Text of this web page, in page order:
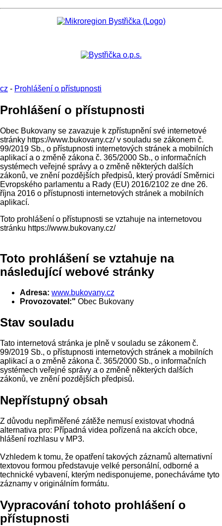
cz - Prohlášení o přístupnosti
Prohlášení o přístupnosti
Obec Bukovany se zavazuje k zpřístupnění své internetové
stránky https://www.bukovany.cz/ v souladu se zákonem č.
99/2019 Sb., o přístupnosti internetových stránek a mobilních
aplikací a o změně zákona č. 365/2000 Sb., o informačních
systémech veřejné správy a o změně některých dalších
zákonů, ve znění pozdějších předpisů, který provádí Směrnici
Evropského parlamentu a Rady (EU) 2016/2102 ze dne 26.
října 2016 o přístupnosti internetových stránek a mobilních
aplikací.
Toto prohlášení o přístupnosti se vztahuje na internetovou
stránku https://www.bukovany.cz/
Toto prohlášení se vztahuje na
následující webové stránky
Adresa: www.bukovany.cz
Provozovatel:" Obec Bukovany
Stav souladu
Tato internetová stránka je plně v souladu se zákonem č.
99/2019 Sb., o přístupnosti internetových stránek a mobilních
aplikací a o změně zákona č. 365/2000 Sb., o informačních
systémech veřejné správy a o změně některých dalších
zákonů, ve znění pozdějších předpisů.
Nepřístupný obsah
Z důvodu nepřiměřené zátěže nemusí existovat vhodná
alternativa pro: Případná videa pořízená na akcích obce,
hlášení rozhlasu v MP3.
Vzhledem k tomu, že opatření takových záznamů alternativní
textovou formou představuje velké personální, odborné a
technické vybavení, kterým nedisponujeme, ponecháváme tyto
záznamy v originálním formátu.
Vypracování tohoto prohlášení o
přístupnosti